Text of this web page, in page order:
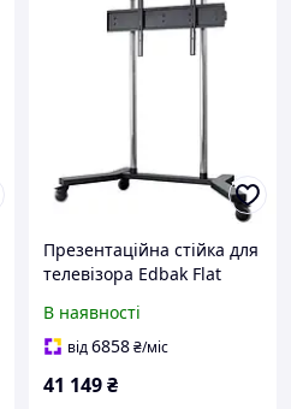
Презентаційна стійка для
телевізора Edbak Flat
Black 55-100 (WWTR-TR19)
В наявності
від6858₴/міс
41 149₴